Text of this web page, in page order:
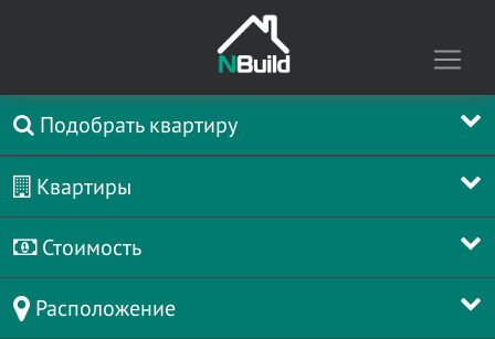
Подобрать квартиру
Квартиры
Стоимость
Расположение